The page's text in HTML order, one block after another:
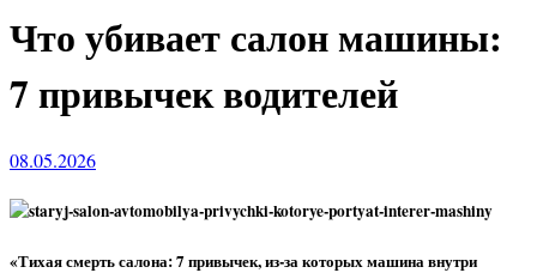
Что убивает салон машины:
7 привычек водителей
08.05.2026
«Тихая смерть салона: 7 привычек, из-за которых машина внутри